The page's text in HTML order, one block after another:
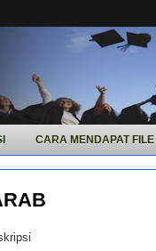
CARA MENDAPAT